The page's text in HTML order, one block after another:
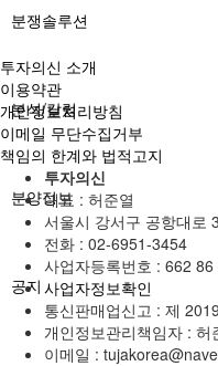
분쟁솔루션
분석/칼럼
분양정보
공지
투자의신 소개
이용약관
개인정보처리방침
이메일 무단수집거부
책임의 한계와 법적고지
투자의신
대표 : 허준열
서울시 강서구 공항대로
전화 : 02-6951-3454
사업자등록번호 : 662
사업자정보확인
통신판매업신고 : 제
개인정보관리책임자 : 허
이메일 :